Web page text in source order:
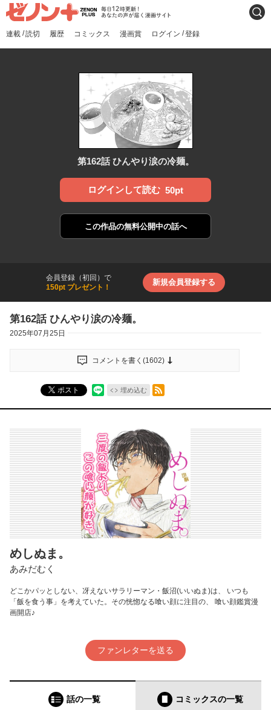
ゼノンプラス
毎日12時更新！あなたの声
が届く漫画サイト
連載 /読切 履歴 コミックス 漫画賞 ログイン /登録
検索
第162話 ひんやり涙の冷麺。
ログインして読む 50pt
この作品の無料公開中の話へ
会員登録（初回）で
150pt プレゼント！
新規会員登録する
第162話 ひんやり涙の冷麺。
2025年07月25日
コメントを書く(1602)
ポスト 埋め込む
RSSフィード
めしぬま。
あみだむく
どこかパッとしない、冴えないサラリーマン・飯沼(いいぬま)は、 いつも
「飯を食う事」を考えていた。その恍惚なる喰い顔に注目の、 喰い顔鑑賞漫
画開店♪
ファンレターを送る
話の一覧 コミックスの一覧